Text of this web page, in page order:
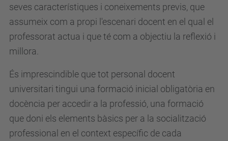
seves característiques i coneixements previs, que
assumeix com a propi l'escenari docent en el qual el
professorat actua i que té com a objectiu la reflexió i
millora.
És imprescindible que tot personal docent
universitari tingui una formació inicial obligatòria en
docència per accedir a la professió, una formació
que doni els elements bàsics per a la socialització
professional en el context específic de cada